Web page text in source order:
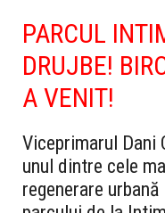
PARCUL
DRUJBE!
A VENIT!
Viceprimarul Dani
unul dintre cele
regenerare